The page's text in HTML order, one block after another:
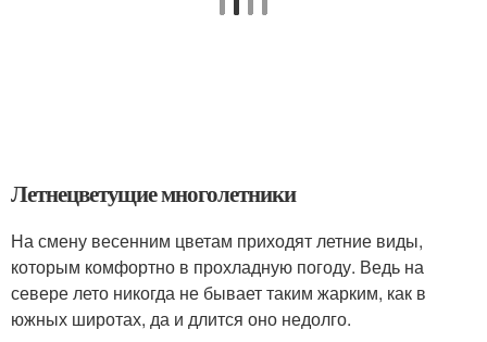
Летнецветущие многолетники
На смену весенним цветам приходят летние виды,
которым комфортно в прохладную погоду. Ведь на
севере лето никогда не бывает таким жарким, как в
южных широтах, да и длится оно недолго.